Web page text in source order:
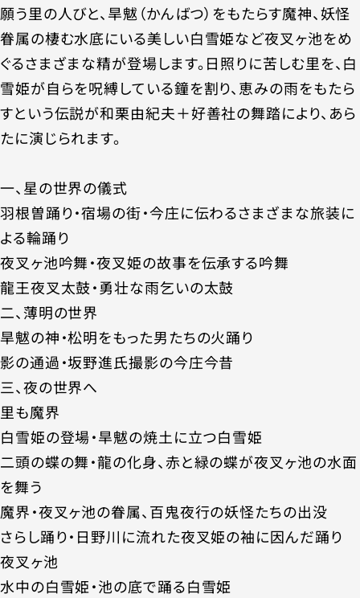
願う里の人びと、旱魃（かんばつ）をもたらす魔神、妖怪
眷属の棲む水底にいる美しい白雪姫など夜叉ヶ池をめ
ぐるさまざまな精が登場します。日照りに苦しむ里を、白
雪姫が自らを呪縛している鐘を割り、恵みの雨をもたら
すという伝説が和栗由紀夫＋好善社の舞踏により、あら
たに演じられます。
一、星の世界の儀式
羽根曽踊り・宿場の街・今庄に伝わるさまざまな旅装に
よる輪踊り
夜叉ヶ池吟舞・夜叉姫の故事を伝承する吟舞
龍王夜叉太鼓・勇壮な雨乞いの太鼓
二、薄明の世界
旱魃の神・松明をもった男たちの火踊り
影の通過・坂野進氏撮影の今庄今昔
三、夜の世界へ
里も魔界
白雪姫の登場・旱魃の焼土に立つ白雪姫
二頭の蝶の舞・龍の化身、赤と緑の蝶が夜叉ヶ池の水面
を舞う
魔界・夜叉ヶ池の眷属、百鬼夜行の妖怪たちの出没
さらし踊り・日野川に流れた夜叉姫の袖に因んだ踊り
夜叉ヶ池
水中の白雪姫・池の底で踊る白雪姫